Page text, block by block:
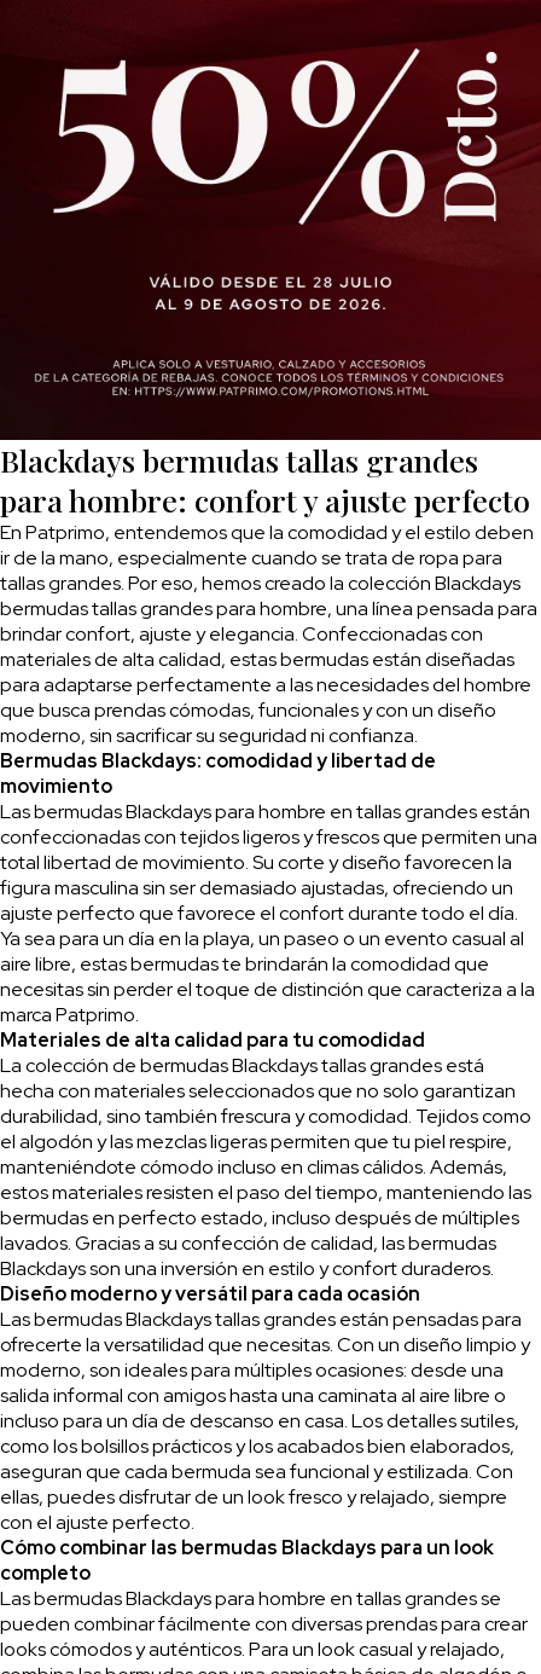
Blackdays bermudas tallas grandes
para hombre: confort y ajuste perfecto
En Patprimo, entendemos que la comodidad y el estilo deben
ir de la mano, especialmente cuando se trata de ropa para
tallas grandes. Por eso, hemos creado la colección Blackdays
bermudas tallas grandes para hombre, una línea pensada para
brindar confort, ajuste y elegancia. Confeccionadas con
materiales de alta calidad, estas bermudas están diseñadas
para adaptarse perfectamente a las necesidades del hombre
que busca prendas cómodas, funcionales y con un diseño
moderno, sin sacrificar su seguridad ni confianza.
Bermudas Blackdays: comodidad y libertad de
movimiento
Las bermudas Blackdays para hombre en tallas grandes están
confeccionadas con tejidos ligeros y frescos que permiten una
total libertad de movimiento. Su corte y diseño favorecen la
figura masculina sin ser demasiado ajustadas, ofreciendo un
ajuste perfecto que favorece el confort durante todo el día.
Ya sea para un día en la playa, un paseo o un evento casual al
aire libre, estas bermudas te brindarán la comodidad que
necesitas sin perder el toque de distinción que caracteriza a la
marca Patprimo.
Materiales de alta calidad para tu comodidad
La colección de bermudas Blackdays tallas grandes está
hecha con materiales seleccionados que no solo garantizan
durabilidad, sino también frescura y comodidad. Tejidos como
el algodón y las mezclas ligeras permiten que tu piel respire,
manteniéndote cómodo incluso en climas cálidos. Además,
estos materiales resisten el paso del tiempo, manteniendo las
bermudas en perfecto estado, incluso después de múltiples
lavados. Gracias a su confección de calidad, las bermudas
Blackdays son una inversión en estilo y confort duraderos.
Diseño moderno y versátil para cada ocasión
Las bermudas Blackdays tallas grandes están pensadas para
ofrecerte la versatilidad que necesitas. Con un diseño limpio y
moderno, son ideales para múltiples ocasiones: desde una
salida informal con amigos hasta una caminata al aire libre o
incluso para un día de descanso en casa. Los detalles sutiles,
como los bolsillos prácticos y los acabados bien elaborados,
aseguran que cada bermuda sea funcional y estilizada. Con
ellas, puedes disfrutar de un look fresco y relajado, siempre
con el ajuste perfecto.
Cómo combinar las bermudas Blackdays para un look
completo
Las bermudas Blackdays para hombre en tallas grandes se
pueden combinar fácilmente con diversas prendas para crear
looks cómodos y auténticos. Para un look casual y relajado,